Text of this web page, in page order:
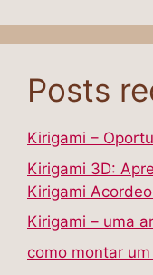
Posts
Kirigami –
Kirigami 3D:
Kirigami
Kirigami – uma
como montar